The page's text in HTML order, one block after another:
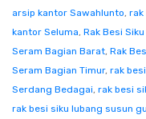
arsip kantor Sawahlunto, rak
kantor Seluma, Rak Besi
Seram Bagian Barat, Rak
Seram Bagian Timur, rak
Serdang Bedagai, rak besi
rak besi siku lubang susun